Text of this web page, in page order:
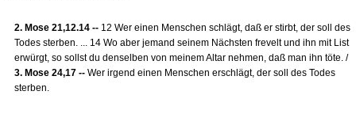
2. Mose 21,12.14 -- 12 Wer einen Menschen schlägt, daß er stirbt, der soll des
Todes sterben. ... 14 Wo aber jemand seinem Nächsten frevelt und ihn mit List
erwürgt, so sollst du denselben von meinem Altar nehmen, daß man ihn töte. /
3. Mose 24,17 -- Wer irgend einen Menschen erschlägt, der soll des Todes
sterben.